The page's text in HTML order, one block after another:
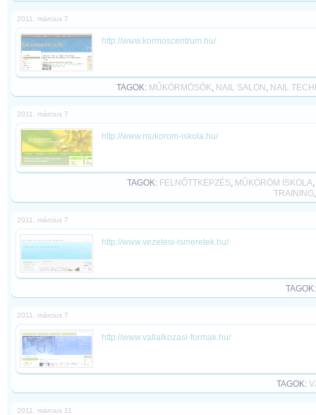
2011. március 7
http://www.kormoscentrum.hu/
TAGOK: MŰKÖRMÖSÖK, NAIL SALON , NAIL
2011. március 7
http://www.mukorom-iskola.hu/
TAGOK: FELNŐTTKÉPZÉS, MŰKÖRÖM ISKOLA,
TRAINING
2011. március 7
http://www.vezetesi-ismeretek.hu/
2011. március 7
http://www.vallalkozasi-formak.hu/
TAGOK:
2011. március 11